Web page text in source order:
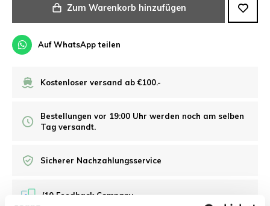
Zum Warenkorb hinzufügen
Auf WhatsApp teilen
Kostenloser versand ab €100.-
Bestellungen vor 19:00 Uhr werden noch am selben
Tag versandt.
Sicherer Nachzahlungsservice
/10 Feedback Company